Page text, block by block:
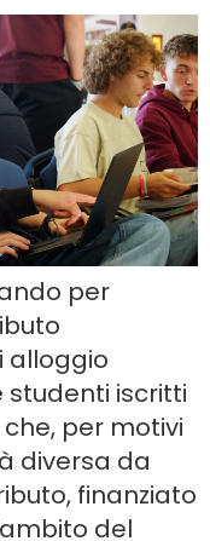
per
alloggio
iscritti
che, per motivi
diversa da
finanziato
del